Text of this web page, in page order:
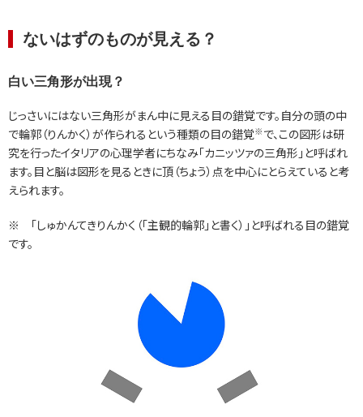
ないはずのものが見える？
白い三角形が出現？
じっさいにはない三角形がまん中に見える目の錯覚です。自分の頭の中
で輪郭（りんかく）が作られるという種類の目の錯覚※ で、この図形は研
究を行ったイタリアの心理学者にちなみ「カニッツァの三角形」と呼ばれ
ます。目と脳は図形を見るときに頂（ちょう）点を中心にとらえていると考
えられます。
※ 「しゅかんてきりんかく（「主観的輪郭」と書く）」と呼ばれる目の錯覚
です。